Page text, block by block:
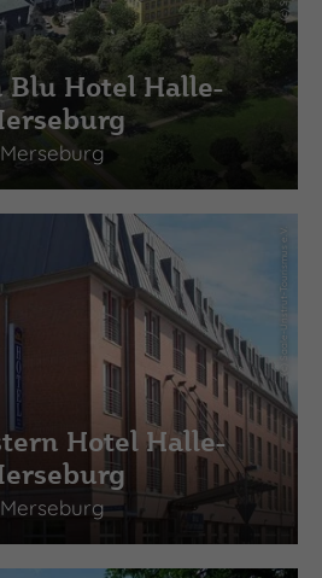
Blu Hotel Halle-
Merseburg
(c) Saale-Unstrut-Tourismus e.V.
Hotel Halle-
Merseburg